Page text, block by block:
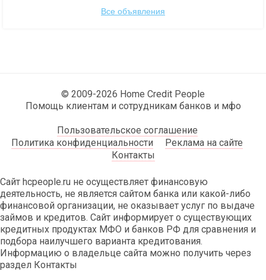
Все объявления
© 2009-2026 Home Credit People
Помощь клиентам и сотрудникам банков и мфо
Пользовательское соглашение
Политика конфиденциальности
Реклама на сайте
Контакты
Сайт hcpeople.ru не осуществляет финансовую
деятельность, не является сайтом банка или какой-либо
финансовой организации, не оказывает услуг по выдаче
займов и кредитов. Сайт информирует о существующих
кредитных продуктах МФО и банков РФ для сравнения и
подбора наилучшего варианта кредитования.
Информацию о владельце сайта можно получить через
раздел Контакты